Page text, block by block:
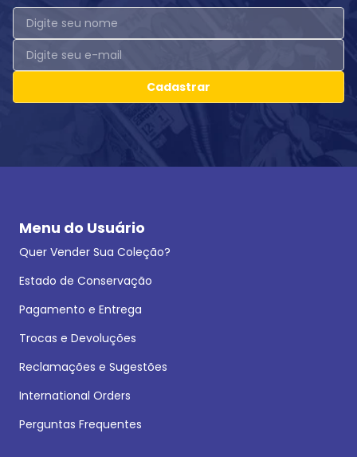
Cadastrar
Menu do Usuário
Quer Vender Sua Coleção?
Estado de Conservação
Pagamento e Entrega
Trocas e Devoluções
Reclamações e Sugestões
International Orders
Perguntas Frequentes